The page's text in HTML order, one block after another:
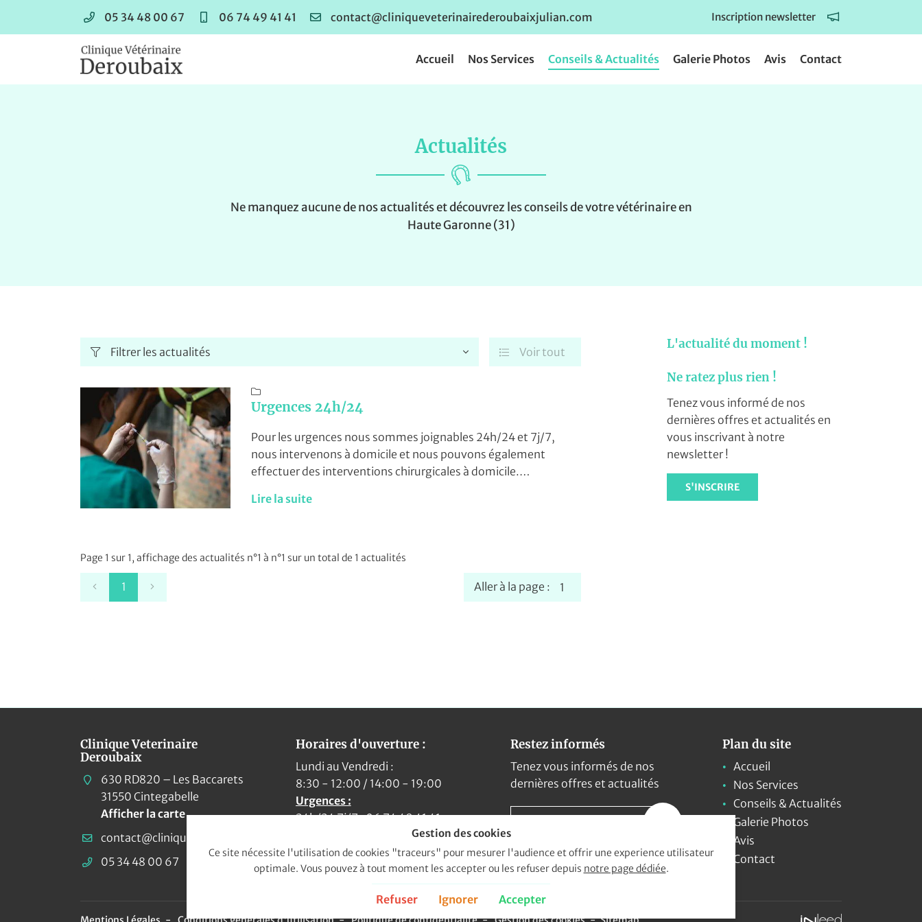
05 34 48 00 67 06 74 49 41 41 Inscription newsletter
Accueil Nos Services Conseils & Actualités Galerie Photos Avis Contact
630 RD820 – Les Baccarets
31550 Cintegabelle
05 34 48 00 67
Rafraîchir le captcha
En cochant cette case, vous consentez à recevoir nos propositions commerciales à
l'adresse email indiqué ci-dessus. Vous pouvez vous désinscrire à tout moment en
le formulaire de désinscription
Actualités
Ne manquez aucune de nos actualités et découvrez les conseils de votre vétérinaire en
Haute Garonne (31)
 Voir tout
 Filtrer les actualités

Urgences 24h/24
Pour les urgences nous sommes joignables 24h/24 et 7j/7,
nous intervenons à domicile et nous pouvons également
effectuer des interventions chirurgicales à domicile.
Contactez le docteur Deroubaix :
Lire la suite
Page 1 sur 1, affichage des actualités n°1 à n°1 sur un total de 1 actualités
1 Aller à la page :
L'actualité du moment !
Ne ratez plus rien !
Tenez vous informé de nos
dernières offres et actualités en
vous inscrivant à notre
newsletter !
S'INSCRIRE
Clinique Veterinaire
Deroubaix
630 RD820 – Les Baccarets
31550 Cintegabelle
Afficher la carte
05 34 48 00 67
Horaires d'ouverture :
Lundi au Vendredi :
8:30 - 12:00 / 14:00 - 19:00
Urgences :
24h/24 7j/7 : 06 74 49 41 41
Restez informés
Tenez vous informés de nos
dernières offres et actualités
Plan du site
Accueil
Nos Services
Conseils & Actualités
Galerie Photos
Avis
Contact
Gestion des cookies
Ce site nécessite l'utilisation de cookies "traceurs" pour mesurer l'audience et offrir une experience utilisateur
optimale. Vous pouvez à tout moment les accepter ou les refuser depuis notre page dédiée.
Refuser Ignorer Accepter